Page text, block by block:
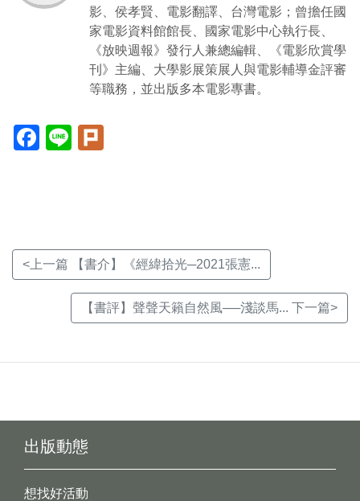
影、侯孝賢、電影翻譯、台灣電影；曾擔任國
家電影資料館館長、國家電影中心執行長、
《放映週報》發行人兼總編輯、《電影欣賞學
刊》主編、大學影展策展人與電影輔導金評審
等職務，並出版多本電影專書。
Facebook(另
開
Line(另
開
<上一篇 【書介】《經緯拾光─2021張憲...
【書評】聲聲天籟自然風──淺談馬... 下一篇>
出版動態
想找好活動